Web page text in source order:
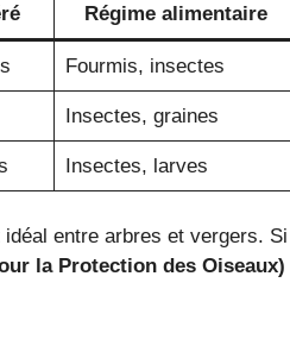
Régime alimentaire
Fourmis, insectes
Insectes, graines
Insectes, larves
entre arbres et vergers. Si
la Protection des Oiseaux)